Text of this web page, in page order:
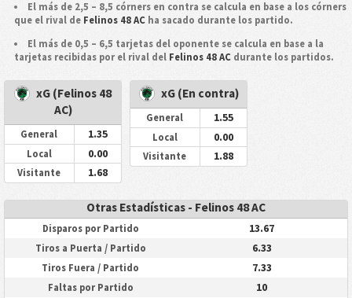
El más de 2,5 – 8,5 córners en contra se calcula en base a los córners
que el rival de Felinos 48 ACha sacado durante los partido.
El más de 0,5 – 6,5 tarjetas del oponente se calcula en base a la
tarjetas recibidas por el rival del Felinos 48 ACdurante los partidos.
xG (Felinos 48
AC)
General 1.35
Local 0.00
Visitante 1.68
xG (En contra)
General 1.55
Local 0.00
Visitante 1.88
Otras Estadísticas - Felinos 48 AC
Disparos por Partido 13.67
Tiros a Puerta / Partido 6.33
Tiros Fuera / Partido 7.33
Faltas por Partido 10